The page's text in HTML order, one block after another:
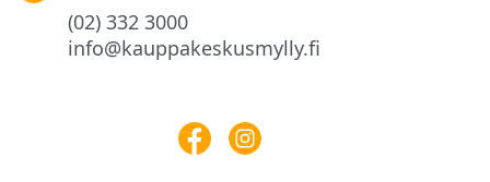
(02) 332 3000
info@kauppakeskusmylly.fi